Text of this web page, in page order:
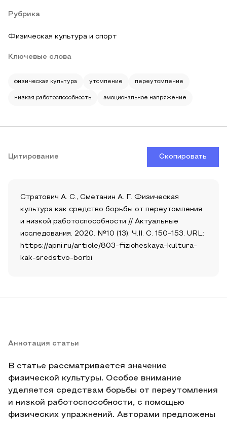
Рубрика
Физическая культура и спорт
Ключевые слова
физическая культура утомление переутомление
низкая работоспособность эмоциональное напряжение
Цитирование Скопировать
Стратович А. С., Сметанин А. Г. Физическая
культура как средство борьбы от переутомления
и низкой работоспособности // Актуальные
исследования. 2020. №10 (13). Ч.II. С. 150-153. URL:
https://apni.ru/article/803-fizicheskaya-kultura-
kak-sredstvo-borbi
Аннотация статьи
В статье рассматривается значение
физической культуры. Особое внимание
уделяется средствам борьбы от переутомления
и низкой работоспособности, с помощью
физических упражнений. Авторами предложены